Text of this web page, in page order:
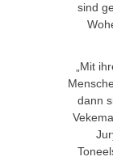
sind
„Mit
dann